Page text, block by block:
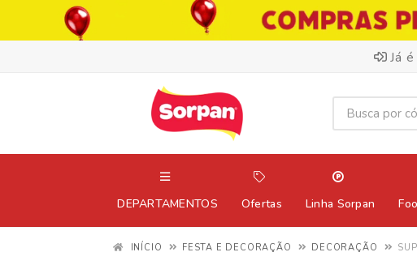
Já
DEPARTAMENTOS Ofertas Linha Sorpan
INÍCIO FESTA E DECORAÇÃO DECORAÇÃO